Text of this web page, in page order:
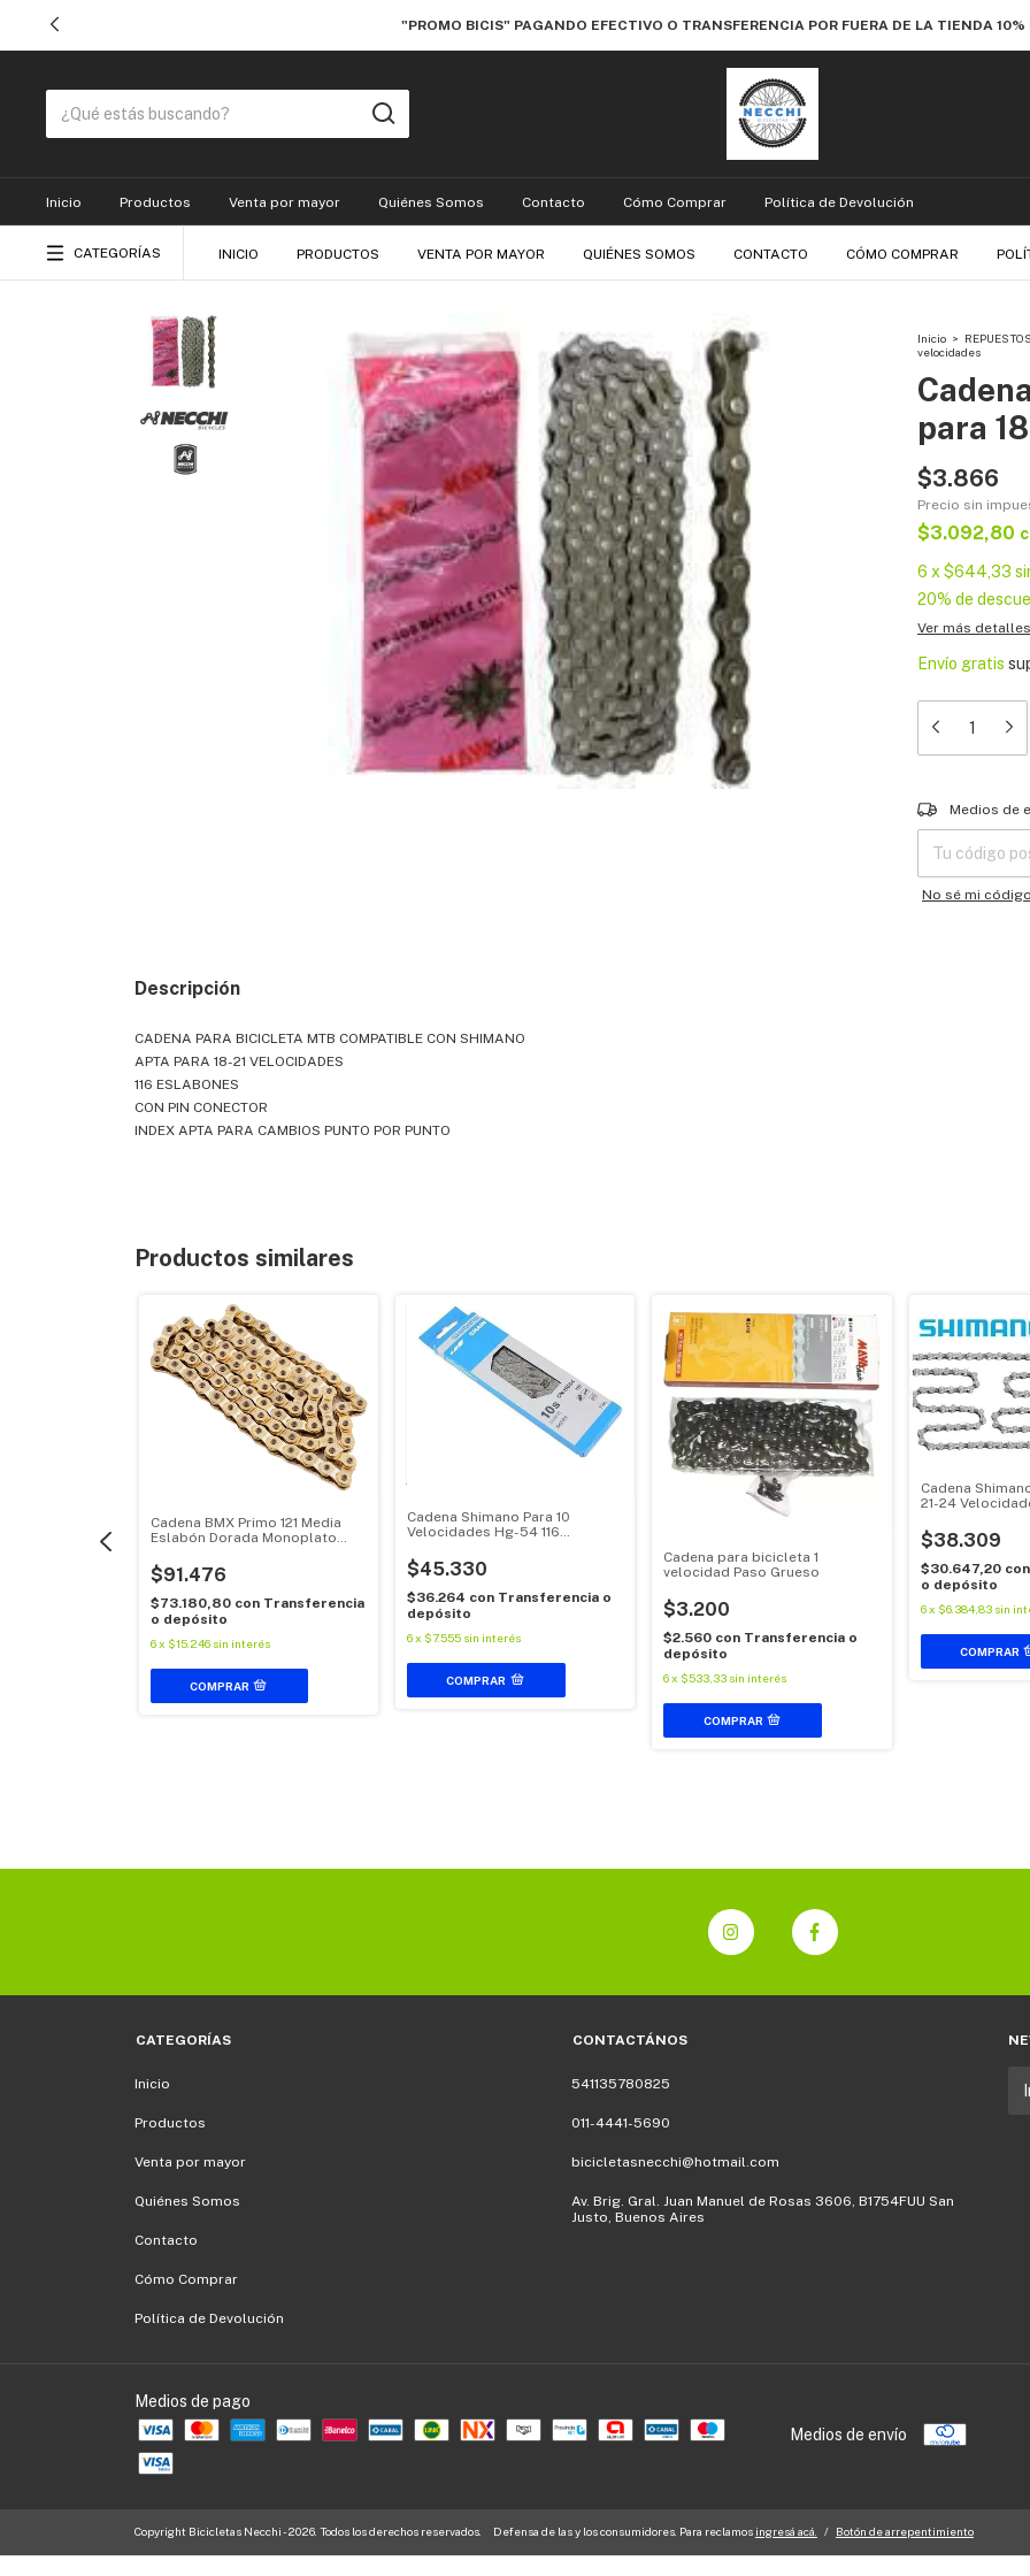
"PROMO BICIS" PAGANDO EFECTIVO O TRANSFERENCIA POR FUERA DE LA TIENDA 10%
Inicio Productos Venta por mayor Quiénes Somos Contacto Cómo Comprar Política de Devolución
CATEGORÍAS INICIO PRODUCTOS VENTA POR MAYOR QUIÉNES SOMOS CONTACTO CÓMO COMPRAR
Inicio > REPUESTOS
velocidades
para
$3.866
Precio sin
$3.092,80
6 x $644,33
20% de
Ver más detalles
Envío gratis
Entregas para el
Medios de
No sé mi
Descripción
CADENA PARA BICICLETA MTB COMPATIBLE CON SHIMANO
APTA PARA 18-21 VELOCIDADES
116 ESLABONES
CON PIN CONECTOR
INDEX APTA PARA CAMBIOS PUNTO POR PUNTO
Productos similares
Cadena BMX Primo 121 Media
Eslabón Dorada Monoplato
$91.476
$73.180,80 con Transferencia
o depósito
6x $15.246 sin interés
Cadena Shimano Para 10
Velocidades Hg-54 116
$45.330
$36.264 con Transferencia o
depósito
6x $7.555 sin interés
Cadena para bicicleta 1
velocidad Paso Grueso
$3.200
$2.560 con Transferencia o
depósito
6x $533,33 sin interés
Cadena
21-24
$38.309
$30.647,20 con
o depósito
6 x $6.384,83 sin
CATEGORÍAS
Inicio
Productos
Venta por mayor
Quiénes Somos
Contacto
Cómo Comprar
Política de Devolución
CONTACTÁNOS
541135780825
011-4441-5690
bicicletasnecchi@hotmail.com
Av. Brig. Gral. Juan Manuel de Rosas 3606, B1754FUU San
Justo, Buenos Aires
Medios de pago
Medios de envío
Copyright Bicicletas Necchi - 2026. Todos los derechos reservados. Defensa de las y los consumidores. Para reclamos ingresá acá. / Botón de arrepentimiento